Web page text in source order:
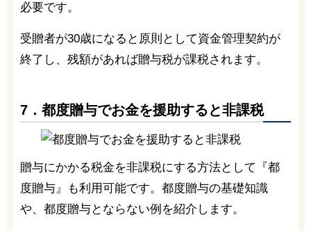
必要です。
受贈者が30歳になると原則として資金管理契約が
終了し、残額があれば贈与税が課税されます。
7．都度贈与でお金を援助すると非課税
贈与にかかる税金を非課税にする方法として『都
度贈与』も利用可能です。都度贈与の基礎知識
や、都度贈与とならない例を紹介します。